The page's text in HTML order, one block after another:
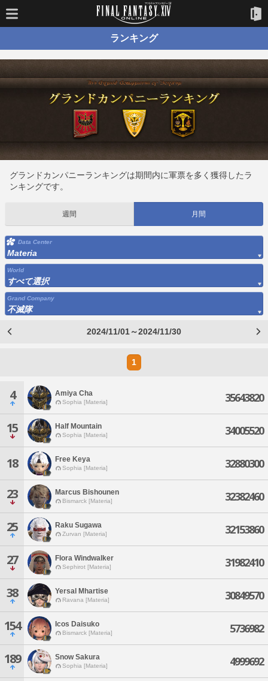
ランキング
グランドカンパニーランキングは期間内に軍票を多く獲得したラ
ンキングです。
週間 月間
Data Center
Materia
World
すべて選択
Grand Company
不滅隊
2024/11/01～2024/11/30
1
4 Amiya Cha
Sophia [Materia] 35643820
15 Half Mountain
Sophia [Materia] 34005520
18 Free Keya
Sophia [Materia] 32880300
23 Marcus Bishounen
Bismarck [Materia] 32382460
25 Raku Sugawa
Zurvan [Materia] 32153860
27 Flora Windwalker
Sephirot [Materia] 31982410
38 Yersal Mhartise
Ravana [Materia] 30849570
154 Icos Daisuko
Bismarck [Materia] 5736982
189 Snow Sakura
Sophia [Materia] 4999692